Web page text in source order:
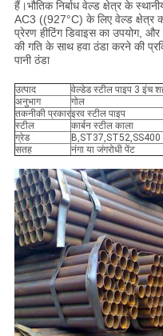
हैं।भौतिक निर्बाध वेल्ड क्षेत्र के
AC3 ((927°C) के लिए वेल्ड क्षेत्र
प्रेरण हीटिंग डिवाइस का उपयोग,
की गति के साथ हवा ठंडा करने की
पानी ठंडा
उत्पाद
वेल्डेड स्टील पाइप 3 इंच
अनुभाग
गोल
तकनीकी प्रकारइरव स्टील पाइप
स्टील
कार्बन स्टील काला
ग्रेड
B,ST37,ST52,SS400
सतह
नंगा या जंगरोधी पेंट